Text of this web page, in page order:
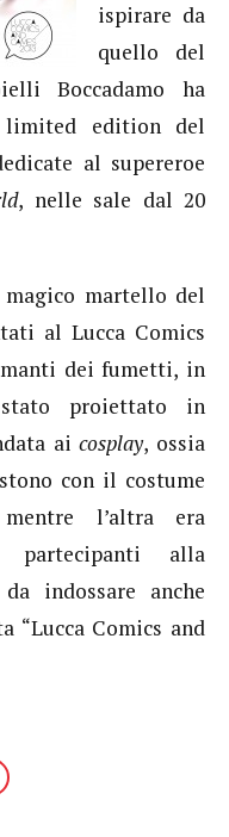
ispirare da
quello del
Boccadamo ha
edition del
al supereroe
, nelle sale dal 20
martello del
al Lucca Comics
dei fumetti, in
proiettato in
aicosplay, ossia
con il costume
l’altra era
alla
indossare anche
“Lucca Comics and